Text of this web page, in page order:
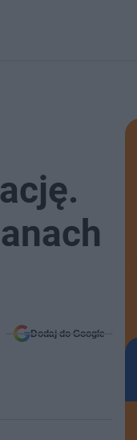
Dodaj do Google